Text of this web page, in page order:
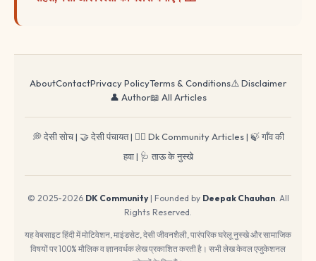
AboutContactPrivacy PolicyTerms & Conditions⚠️ Disclaimer
👤 Author📖 All Articles
💭 देसी सोच| 🤝 देसी पंचायत| 🕵️‍♂️ Dk Community Articles| 🍃 गाँव की
हवा| 🩺 ताऊ के नुस्खे
© 2025-2026 DK Community| Founded by Deepak Chauhan. All
Rights Reserved.
यह वेबसाइट हिंदी में मोटिवेशन, माइंडसेट, देसी जीवनशैली, पारंपरिक घरेलू नुस्खे और सामाजिक
विषयों पर 100% मौलिक व ज्ञानवर्धक लेख प्रकाशित करती है। सभी लेख केवल एजुकेशनल